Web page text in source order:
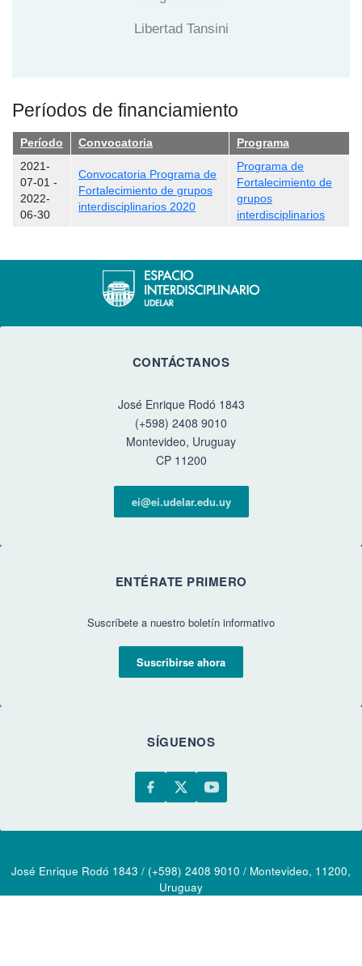
Libertad Tansini
Períodos de financiamiento
Período Convocatoria
Programa
2021-
07-01 -
2022-
06-30
Convocatoria Programa de
Fortalecimiento de grupos
interdisciplinarios 2020
Programa de
Fortalecimiento de
grupos
interdisciplinarios
CONTÁCTANOS
José Enrique Rodó 1843
(+598) 2408 9010
Montevideo, Uruguay
CP 11200
ei@ei.udelar.edu.uy
ENTÉRATE PRIMERO
Suscríbete a nuestro boletín informativo
Suscribirse ahora
SÍGUENOS
José Enrique Rodó 1843 / (+598) 2408 9010 / Montevideo, 11200,
Uruguay